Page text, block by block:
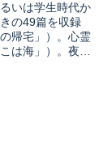
いは学生時代か
の49篇を収録
帰宅」）。心霊
は海」）。夜毎
」）――人気ミ
す。ご購入後、
次」からご確認